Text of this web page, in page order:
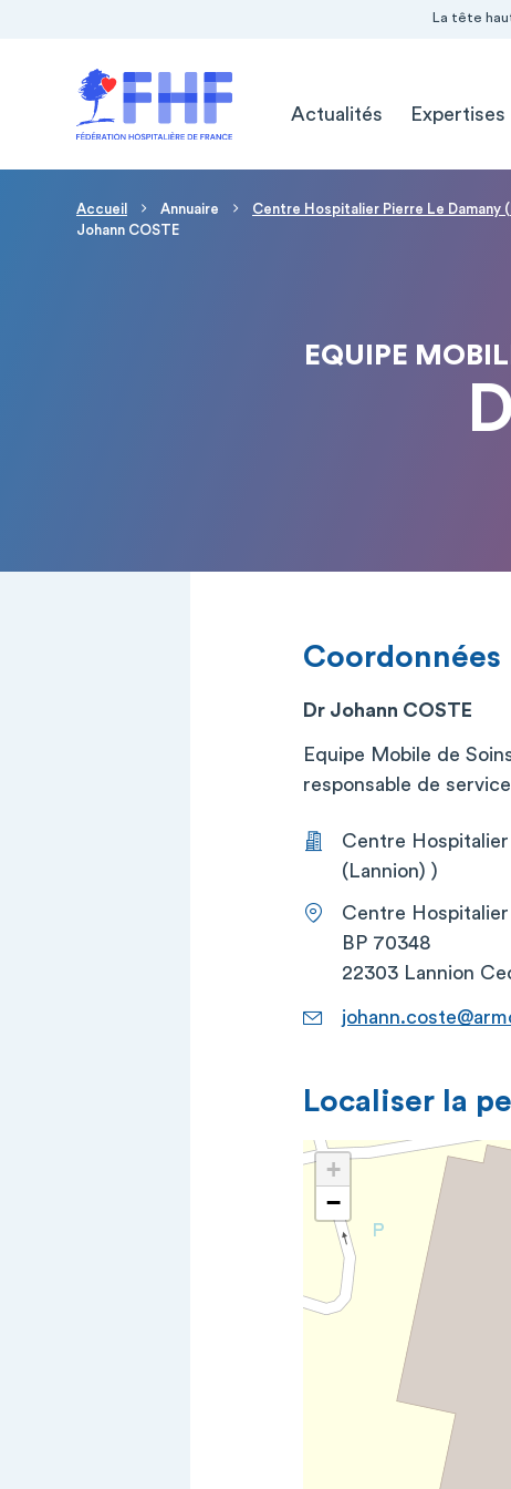
La tête
Actualités
Expertises
Fil d'Ariane
Accueil Annuaire Centre Hospitalier Pierre Le Damany
Johann COSTE
EQUIPE
Coordonnées
Dr Johann COSTE
Equipe Mobile de
responsable de
Centre
(Lannion) )
Centre Hospitalier
BP 70348
22303 Lannion
Localiser la
+
−